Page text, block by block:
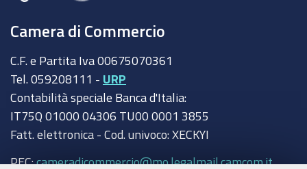
Camera di Commercio
C.F. e Partita Iva 00675070361
Tel. 059208111 - URP
Contabilità speciale Banca d'Italia:
IT75Q 01000 04306 TU00 0001 3855
Fatt. elettronica - Cod. univoco: XECKYI
PEC:cameradicommercio@mo.legalmail.camcom.it